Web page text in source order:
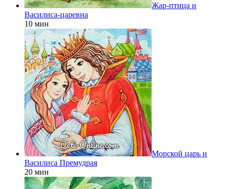
Жар-птица и
Василиса-царевна
10 мин
Морской царь и
Василиса Премудрая
20 мин